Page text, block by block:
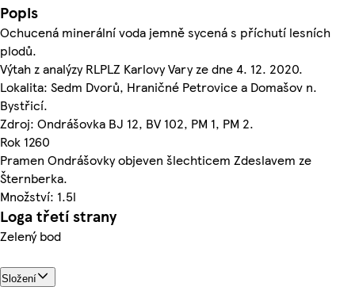
Popis
Ochucená minerální voda jemně sycená s příchutí lesních
plodů.
Výtah z analýzy RLPLZ Karlovy Vary ze dne 4. 12. 2020.
Lokalita: Sedm Dvorů, Hraničné Petrovice a Domašov n.
Bystřicí.
Zdroj: Ondrášovka BJ 12, BV 102, PM 1, PM 2.
Rok 1260
Pramen Ondrášovky objeven šlechticem Zdeslavem ze
Šternberka.
Množství: 1.5l
Loga třetí strany
Zelený bod
Složení